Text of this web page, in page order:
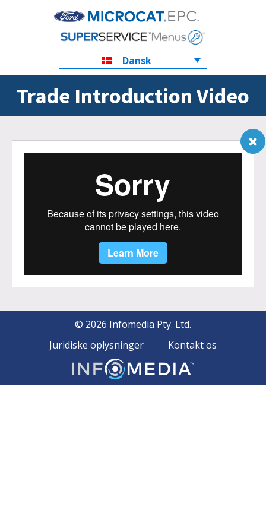
Dansk
Trade Introduction Video
© 2026 Infomedia Pty. Ltd.
Juridiske oplysninger
Kontakt os